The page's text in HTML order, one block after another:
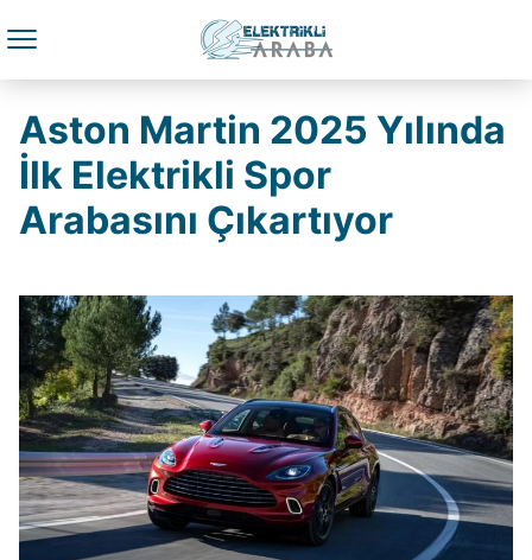
Aston Martin 2025 Yılında
İlk Elektrikli Spor
Arabasını Çıkartıyor